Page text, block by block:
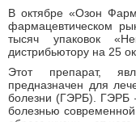
В октябре «Озон
фармацевтическом
тысяч упаковок
дистрибьютору на 25
Этот препарат,
предназначен для
болезни (ГЭРБ). ГЭРБ
болезнью